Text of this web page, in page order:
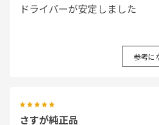
ドライバーが安定しました
参考に
さすが純正品